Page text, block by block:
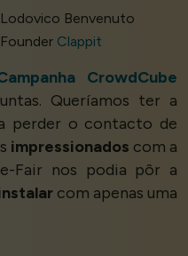
Lodovico Benvenuto
Founder Clappit
CrowdCube
Queríamos ter a
perder o contacto de
impressionados com a
Fair nos podia pôr a
com apenas uma